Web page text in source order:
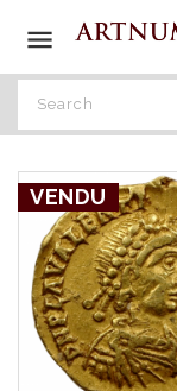

VENDU